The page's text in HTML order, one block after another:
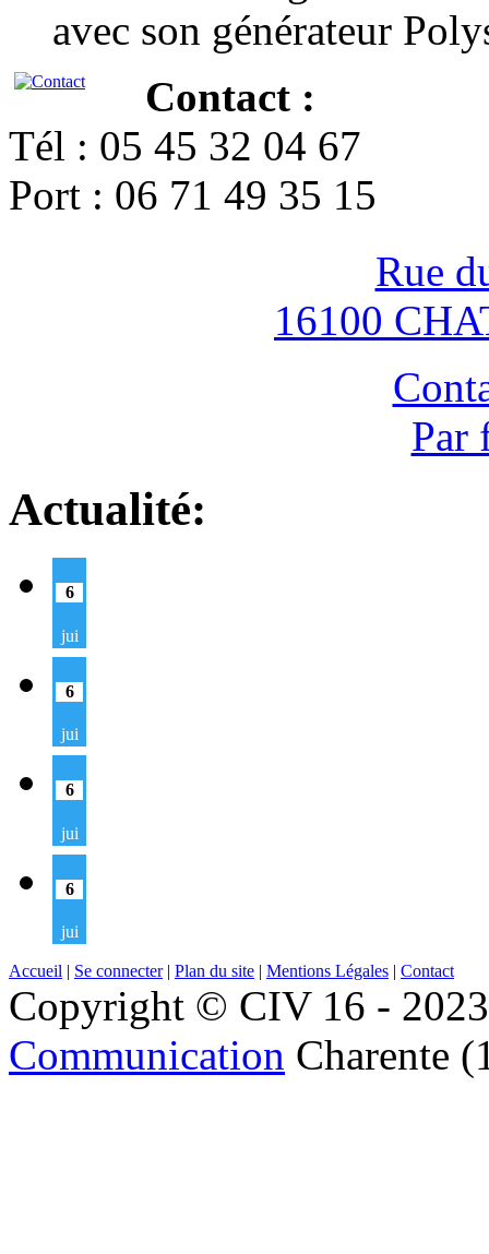
avec son générateur
Contact :
Tél : 05 45 32 04 67
Port : 06 71 49 35 15
Rue
16100
Par
Actualité:
6
jui
6
jui
6
jui
6
jui
Accueil | Se connecter| Plan du site | Mentions Légales | Contact
Copyright © CIV 16 -
Communication Charente